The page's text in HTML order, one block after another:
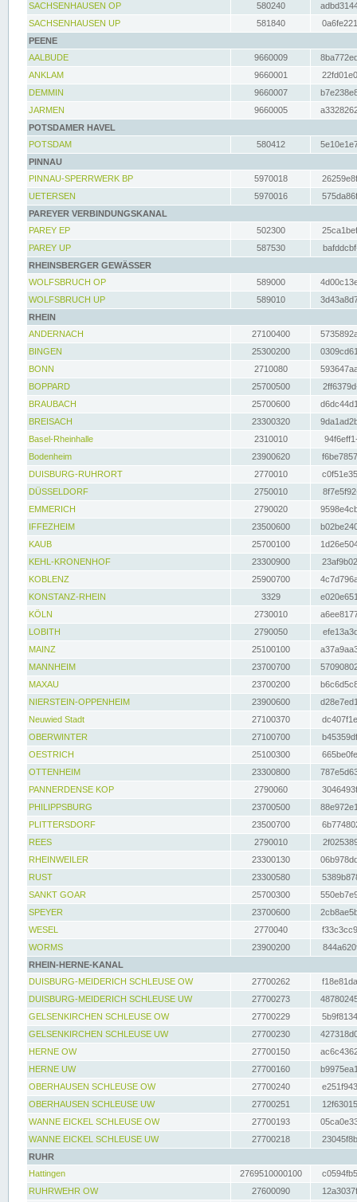
SACHSENHAUSEN OP
580240
SACHSENHAUSEN UP
581840
PEENE
AALBUDE
9660009
ANKLAM
9660001
DEMMIN
9660007
JARMEN
9660005
POTSDAMER HAVEL
POTSDAM
580412
PINNAU
PINNAU-SPERRWERK BP
5970018
UETERSEN
5970016
PAREYER VERBINDUNGSKANAL
PAREY EP
502300
PAREY UP
587530
RHEINSBERGER GEWÄSSER
WOLFSBRUCH OP
589000
WOLFSBRUCH UP
589010
RHEIN
ANDERNACH
27100400
BINGEN
25300200
BONN
2710080
BOPPARD
25700500
BRAUBACH
25700600
BREISACH
23300320
Basel-Rheinhalle
2310010
Bodenheim
23900620
DUISBURG-RUHRORT
2770010
DÜSSELDORF
2750010
EMMERICH
2790020
IFFEZHEIM
23500600
KAUB
25700100
KEHL-KRONENHOF
23300900
KOBLENZ
25900700
KONSTANZ-RHEIN
3329
KÖLN
2730010
LOBITH
2790050
MAINZ
25100100
MANNHEIM
23700700
MAXAU
23700200
NIERSTEIN-OPPENHEIM
23900600
Neuwied Stadt
27100370
OBERWINTER
27100700
OESTRICH
25100300
OTTENHEIM
23300800
PANNERDENSE KOP
2790060
PHILIPPSBURG
23700500
PLITTERSDORF
23500700
REES
2790010
RHEINWEILER
23300130
RUST
23300580
SANKT GOAR
25700300
SPEYER
23700600
WESEL
2770040
WORMS
23900200
RHEIN-HERNE-KANAL
DUISBURG-MEIDERICH SCHLEUSE OW
27700262
DUISBURG-MEIDERICH SCHLEUSE UW
27700273
GELSENKIRCHEN SCHLEUSE OW
27700229
GELSENKIRCHEN SCHLEUSE UW
27700230
HERNE OW
27700150
HERNE UW
27700160
OBERHAUSEN SCHLEUSE OW
27700240
OBERHAUSEN SCHLEUSE UW
27700251
WANNE EICKEL SCHLEUSE OW
27700193
WANNE EICKEL SCHLEUSE UW
27700218
RUHR
Hattingen
2769510000100
RUHRWEHR OW
27600090